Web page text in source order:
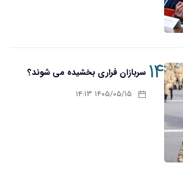
۱۴ سربازان فراری بخشیده می شوند؟
۱۴۰۵/۰۵/۱۵ ۱۴:۱۳